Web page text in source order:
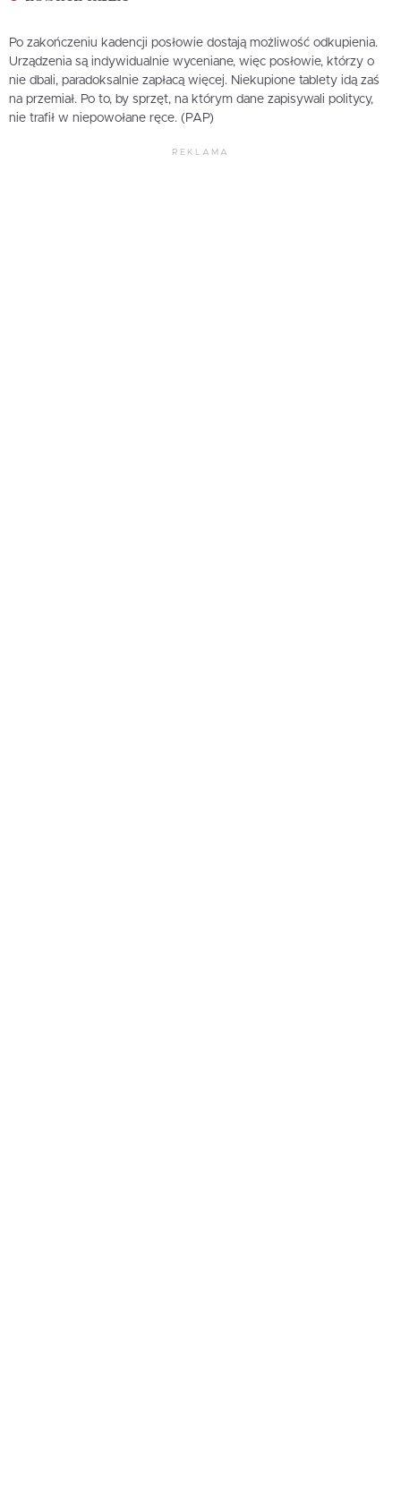
Po zakończeniu kadencji posłowie dostają możliwość odkupienia.
Urządzenia są indywidualnie wyceniane, więc posłowie, którzy o
nie dbali, paradoksalnie zapłacą więcej. Niekupione tablety idą zaś
na przemiał. Po to, by sprzęt, na którym dane zapisywali politycy,
nie trafił w niepowołane ręce. (PAP)
REKLAMA